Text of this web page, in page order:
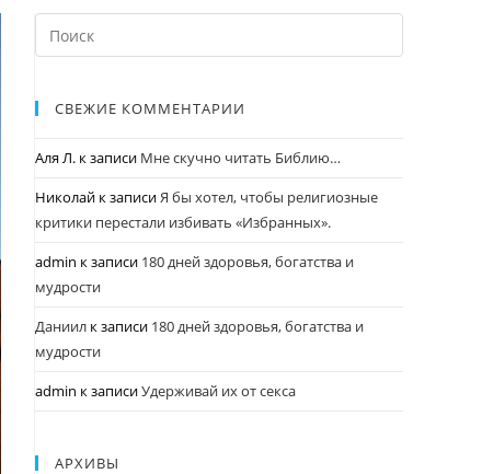
СВЕЖИЕ КОММЕНТАРИИ
Аля Л. к записи Мне скучно читать Библию…
Николай к записиЯ бы хотел, чтобы религиозные
критики перестали избивать «Избранных».
admin к записи 180 дней здоровья, богатства и
мудрости
Даниил к записи 180 дней здоровья, богатства и
мудрости
admin к записиУдерживай их от секса
АРХИВЫ